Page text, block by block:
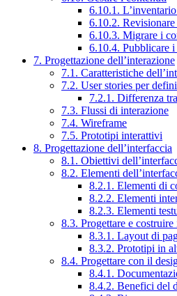
6.10.1.
6.10.2.
6.10.3. Migrare i
6.10.4. Pubblicare
7. Progettazione dell’interazione
7.1. Caratteristiche
7.2. User stories per
7.2.1. Differenza
7.3. Flussi di interazione
7.4. Wireframe
7.5. Prototipi interattivi
8. Progettazione dell’interfaccia
8.1. Obiettivi
8.2. Elementi
8.2.1. Elementi di
8.2.2. Elementi
8.2.3. Elementi
8.3. Progettare e costruire
8.3.1. Layout di
8.3.2. Prototipi in
8.4. Progettare con il
8.4.1.
8.4.2. Benefici del